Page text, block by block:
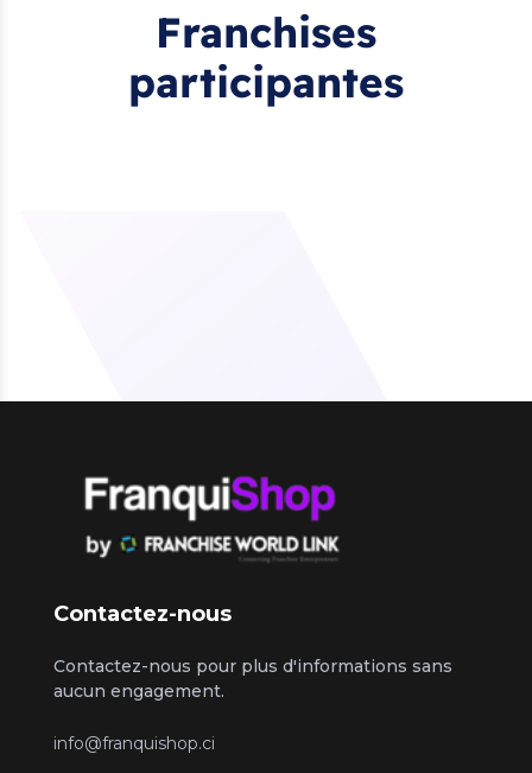
Franchises
participantes
Contactez-nous
Contactez-nous pour plus d'informations sans
aucun engagement.
info@franquishop.ci